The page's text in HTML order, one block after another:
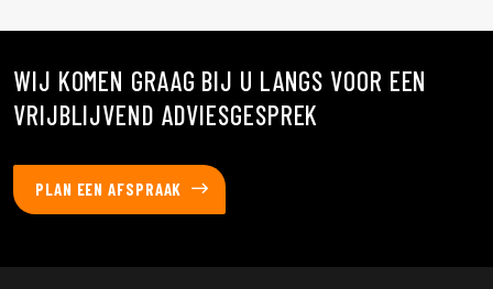
WIJ KOMEN GRAAG BIJ U LANGS VOOR EEN
VRIJBLIJVEND ADVIESGESPREK
PLAN EEN AFSPRAAK